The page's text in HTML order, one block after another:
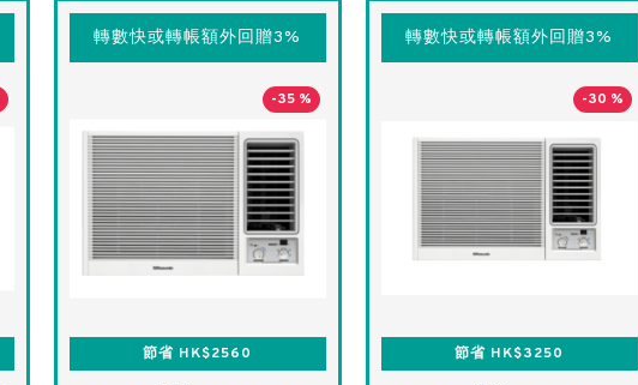
轉數快或轉帳額外回贈3%
-35 %
節省 HK$2560
轉數快或轉帳額外回贈3%
-30 %
節省 HK$3250